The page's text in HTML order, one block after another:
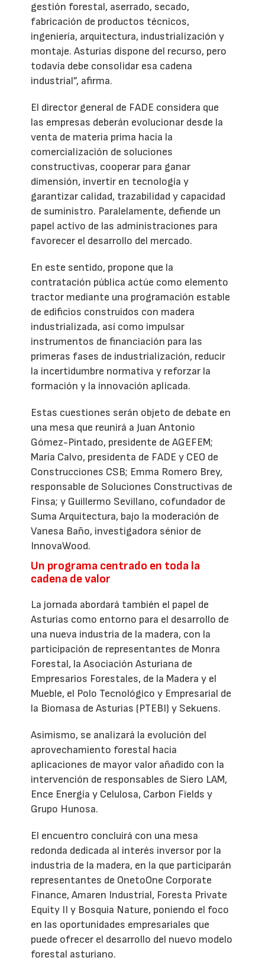
gestión forestal, aserrado, secado,
fabricación de productos técnicos,
ingeniería, arquitectura, industrialización y
montaje. Asturias dispone del recurso, pero
todavía debe consolidar esa cadena
industrial”, afirma.
El director general de FADE considera que
las empresas deberán evolucionar desde la
venta de materia prima hacia la
comercialización de soluciones
constructivas, cooperar para ganar
dimensión, invertir en tecnología y
garantizar calidad, trazabilidad y capacidad
de suministro. Paralelamente, defiende un
papel activo de las administraciones para
favorecer el desarrollo del mercado.
En este sentido, propone que la
contratación pública actúe como elemento
tractor mediante una programación estable
de edificios construidos con madera
industrializada, así como impulsar
instrumentos de financiación para las
primeras fases de industrialización, reducir
la incertidumbre normativa y reforzar la
formación y la innovación aplicada.
Estas cuestiones serán objeto de debate en
una mesa que reunirá a Juan Antonio
Gómez-Pintado, presidente de AGEFEM;
María Calvo, presidenta de FADE y CEO de
Construcciones CSB; Emma Romero Brey,
responsable de Soluciones Constructivas de
Finsa; y Guillermo Sevillano, cofundador de
Suma Arquitectura, bajo la moderación de
Vanesa Baño, investigadora sénior de
InnovaWood.
Un programa centrado en toda la
cadena de valor
La jornada abordará también el papel de
Asturias como entorno para el desarrollo de
una nueva industria de la madera, con la
participación de representantes de Monra
Forestal, la Asociación Asturiana de
Empresarios Forestales, de la Madera y el
Mueble, el Polo Tecnológico y Empresarial de
la Biomasa de Asturias (PTEBI) y Sekuens.
Asimismo, se analizará la evolución del
aprovechamiento forestal hacia
aplicaciones de mayor valor añadido con la
intervención de responsables de Siero LAM,
Ence Energía y Celulosa, Carbon Fields y
Grupo Hunosa.
El encuentro concluirá con una mesa
redonda dedicada al interés inversor por la
industria de la madera, en la que participarán
representantes de OnetoOne Corporate
Finance, Amaren Industrial, Foresta Private
Equity II y Bosquia Nature, poniendo el foco
en las oportunidades empresariales que
puede ofrecer el desarrollo del nuevo modelo
forestal asturiano.